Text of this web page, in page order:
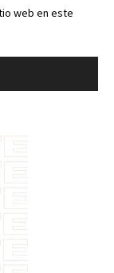
web en este